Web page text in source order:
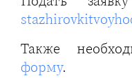
Также
форму.